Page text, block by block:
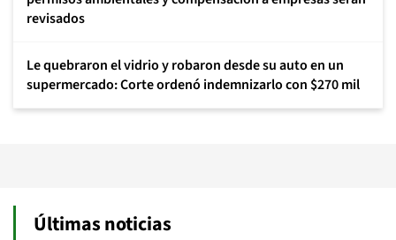
revisados
Le quebraron el vidrio y robaron desde su auto en un
supermercado: Corte ordenó indemnizarlo con $270 mil
Últimas noticias